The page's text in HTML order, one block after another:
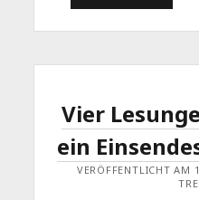
KARIN
Vier
ein
VERÖFFENTLICHT AM